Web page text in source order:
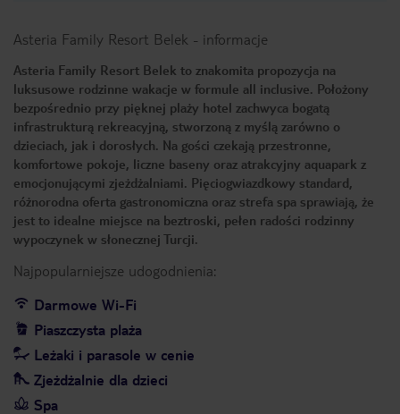
Asteria Family Resort Belek - informacje
Asteria Family Resort Belek to znakomita propozycja na
luksusowe rodzinne wakacje w formule all inclusive. Położony
bezpośrednio przy pięknej plaży hotel zachwyca bogatą
infrastrukturą rekreacyjną, stworzoną z myślą zarówno o
dzieciach, jak i dorosłych. Na gości czekają przestronne,
komfortowe pokoje, liczne baseny oraz atrakcyjny aquapark z
emocjonującymi zjeżdżalniami. Pięciogwiazdkowy standard,
różnorodna oferta gastronomiczna oraz strefa spa sprawiają, że
jest to idealne miejsce na beztroski, pełen radości rodzinny
wypoczynek w słonecznej Turcji.
Najpopularniejsze udogodnienia:
Darmowe Wi-Fi
Piaszczysta plaża
Leżaki i parasole w cenie
Zjeżdżalnie dla dzieci
Spa